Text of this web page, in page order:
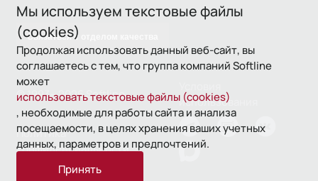
Мы используем текстовые файлы
(cookies)
Продолжая использовать данный веб-сайт, вы
соглашаетесь с тем, что группа компаний Softline
может
использовать текстовые файлы (cookies)
, необходимые для работы сайта и анализа
посещаемости, в целях хранения ваших учетных
данных, параметров и предпочтений.
Принять
Связаться с отделом качества
© 1993—2026 Softline
использования
Политика
конфиденциальности